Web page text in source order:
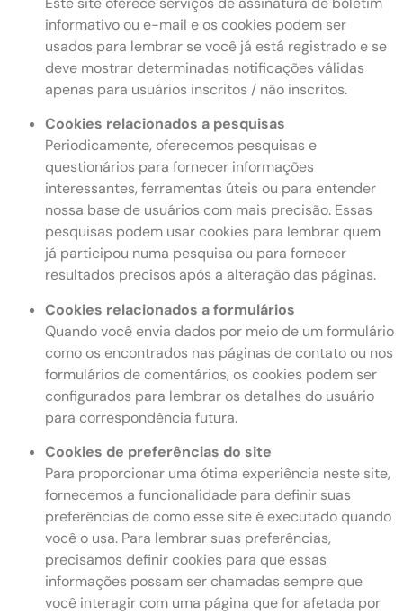
informativo ou e-mail e os cookies podem ser
usados ​​para lembrar se você já está registrado e se
deve mostrar determinadas notificações válidas
apenas para usuários inscritos / não inscritos.
Cookies relacionados a pesquisas
Periodicamente, oferecemos pesquisas e
questionários para fornecer informações
interessantes, ferramentas úteis ou para entender
nossa base de usuários com mais precisão. Essas
pesquisas podem usar cookies para lembrar quem
já participou numa pesquisa ou para fornecer
resultados precisos após a alteração das páginas.
Cookies relacionados a formulários
Quando você envia dados por meio de um formulário
como os encontrados nas páginas de contato ou nos
formulários de comentários, os cookies podem ser
configurados para lembrar os detalhes do usuário
para correspondência futura.
Cookies de preferências do site
Para proporcionar uma ótima experiência neste site,
fornecemos a funcionalidade para definir suas
preferências de como esse site é executado quando
você o usa. Para lembrar suas preferências,
precisamos definir cookies para que essas
informações possam ser chamadas sempre que
você interagir com uma página que for afetada por